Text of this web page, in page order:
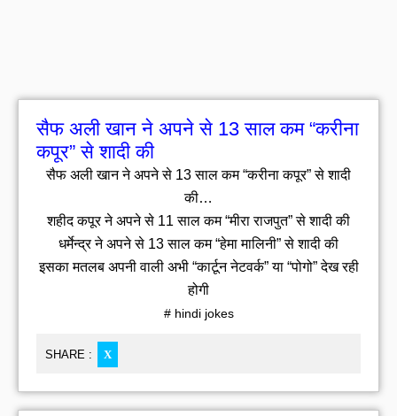
सैफ अली खान ने अपने से 13 साल कम “करीना
कपूर” से शादी की
सैफ अली खान ने अपने से 13 साल कम “करीना कपूर” से शादी
की…
शहीद कपूर ने अपने से 11 साल कम “मीरा राजपुत” से शादी की
धर्मेन्द्र ने अपने से 13 साल कम “हेमा मालिनी” से शादी की
इसका मतलब अपनी वाली अभी “कार्टून नेटवर्क” या “पोगो” देख रही
होगी
# hindi jokes
SHARE : X